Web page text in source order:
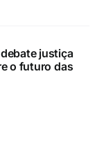
justiça
o futuro das